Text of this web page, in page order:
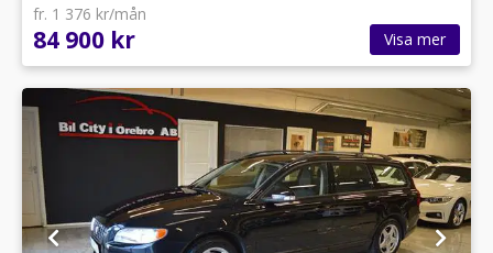
fr. 1 376 kr/mån
84 900 kr Visa mer